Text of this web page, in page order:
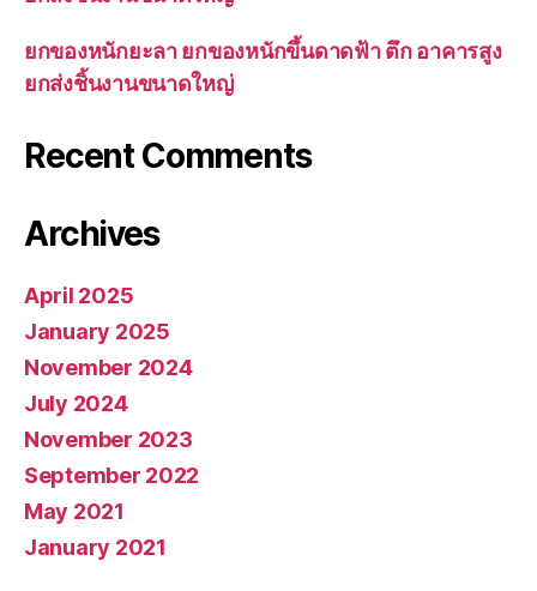
ยกของหนักยะลา ยกของหนักขึ้นดาดฟ้า ตึก อาคารสูง
ยกส่งชิ้นงานขนาดใหญ่
Recent Comments
Archives
April 2025
January 2025
November 2024
July 2024
November 2023
September 2022
May 2021
January 2021